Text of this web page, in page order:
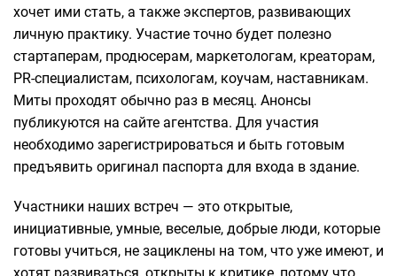
хочет ими стать, а также экспертов, развивающих
личную практику. Участие точно будет полезно
стартаперам, продюсерам, маркетологам, креаторам,
PR-специалистам, психологам, коучам, наставникам.
Миты проходят обычно раз в месяц. Анонсы
публикуются на сайте агентства. Для участия
необходимо зарегистрироваться и быть готовым
предъявить оригинал паспорта для входа в здание.
Участники наших встреч — это открытые,
инициативные, умные, веселые, добрые люди, которые
готовы учиться, не зациклены на том, что уже имеют, и